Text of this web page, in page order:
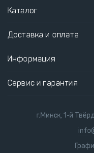
Каталог
Доставка и оплата
Информация
Сервис и гарантия
г.Минск, 1-й